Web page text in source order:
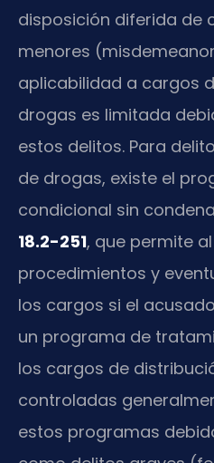
disposición diferida de
menores
aplicabilidad a cargos
drogas es limitada
estos delitos. Para
de drogas, existe el
condicional sin
18.2-251, que permite
procedimientos y
los cargos si el
un programa de
los cargos de
controladas
estos programas